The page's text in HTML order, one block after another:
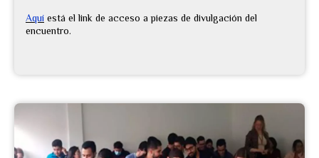
Aquí está el link de acceso a piezas de divulgación del
encuentro.